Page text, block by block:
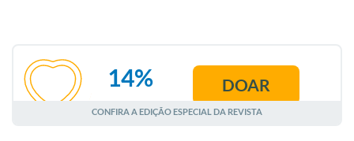
AGOSTO
14% DOAR
CONFIRA A EDIÇÃO ESPECIAL DA REVISTA